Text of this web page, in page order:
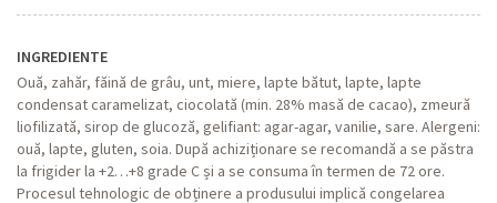
zmeură
INGREDIENTE
Ouă, zahăr, făină de grâu, unt, miere, lapte bătut, lapte, lapte
condensat caramelizat, ciocolată (min. 28% masă de cacao), zmeură
liofilizată, sirop de glucoză, gelifiant: agar-agar, vanilie, sare. Alergeni:
ouă, lapte, gluten, soia. După achiziționare se recomandă a se păstra
la frigider la +2…+8 grade C și a se consuma în termen de 72 ore.
Procesul tehnologic de obținere a produsului implică congelarea